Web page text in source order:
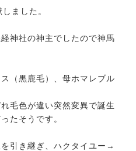
ました。
神社の神主でしたので神馬
（黒鹿毛）、母ホマレブル
毛色が違い突然変異で誕生
たそうです。
引き継ぎ、ハクタイユー→